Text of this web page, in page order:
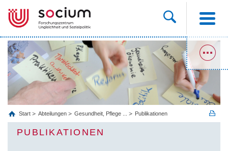
Start Abteilungen Gesundheit, Pflege ... Publikationen
PUBLIKATIONEN